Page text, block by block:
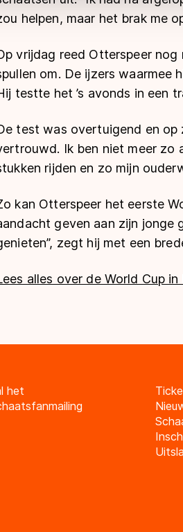
helpen, maar het brak me
vrijdag reed Otterspeer
om. De ijzers waarmee
testte het ’s avonds in een
test was overtuigend en op
Ik ben niet meer zo
rijden en zo mijn
kan Otterspeer het eerste
geven aan zijn jonge
zegt hij met een
alles over de World Cup
het